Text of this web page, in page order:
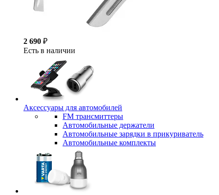
2 690 ₽
Есть в наличии
Аксессуары для автомобилей
FM трансмиттеры
Автомобильные держатели
Автомобильные зарядки в прикуриватель
Автомобильные комплекты